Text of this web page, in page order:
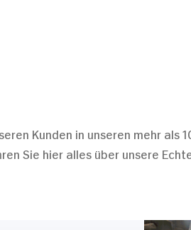
Kunden in unseren mehr als
Sie hier alles über unsere